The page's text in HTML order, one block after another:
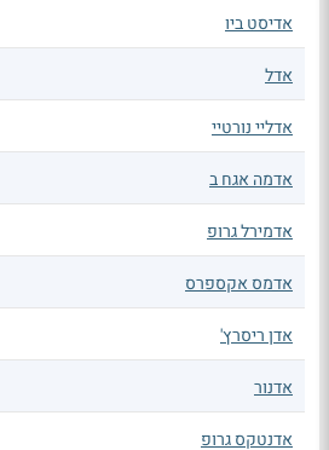
אדיסט ביו
אדל
אדליי נורטיי
אדמה אגח ב
אדמירל גרופ
אדמס אקספרס
אדן ריסרץ'
אדנור
אדנטקס גרופ